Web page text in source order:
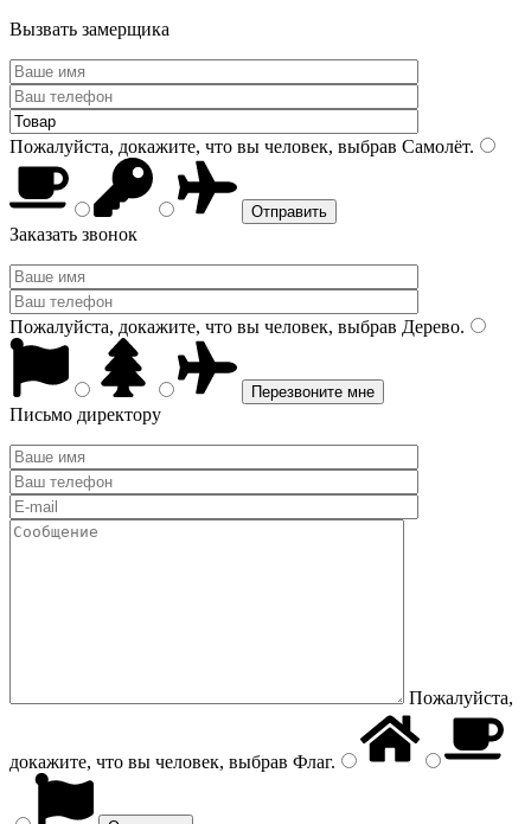
Вызвать замерщика
Пожалуйста, докажите, что вы человек, выбрав Самолёт.
Заказать звонок
Пожалуйста, докажите, что вы человек, выбрав Дерево.
Письмо директору
Пожалуйста,
докажите, что вы человек, выбрав Флаг.